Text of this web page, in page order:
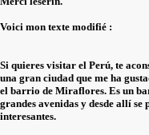
Voici mon texte modifié :
Si quieres visitar el Perú, te
una gran ciudad que me ha
el barrio de Miraflores. Es un
grandes avenidas y desde allí
interesantes.